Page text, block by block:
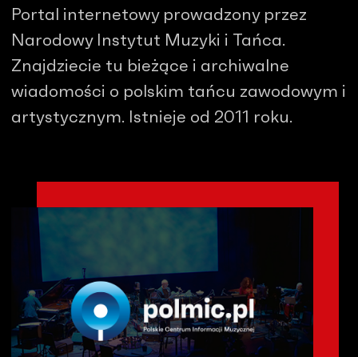
Portal internetowy prowadzony przez
Narodowy Instytut Muzyki i Tańca.
Znajdziecie tu bieżące i archiwalne
wiadomości o polskim tańcu zawodowym i
artystycznym. Istnieje od 2011 roku.